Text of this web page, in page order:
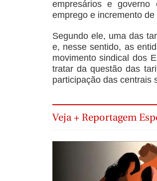
empresários e governo
emprego e incremento de
Segundo ele, uma das
e, nesse sentido, as
movimento sindical dos
tratar da questão das
participação das centrais
Veja + Reportagem